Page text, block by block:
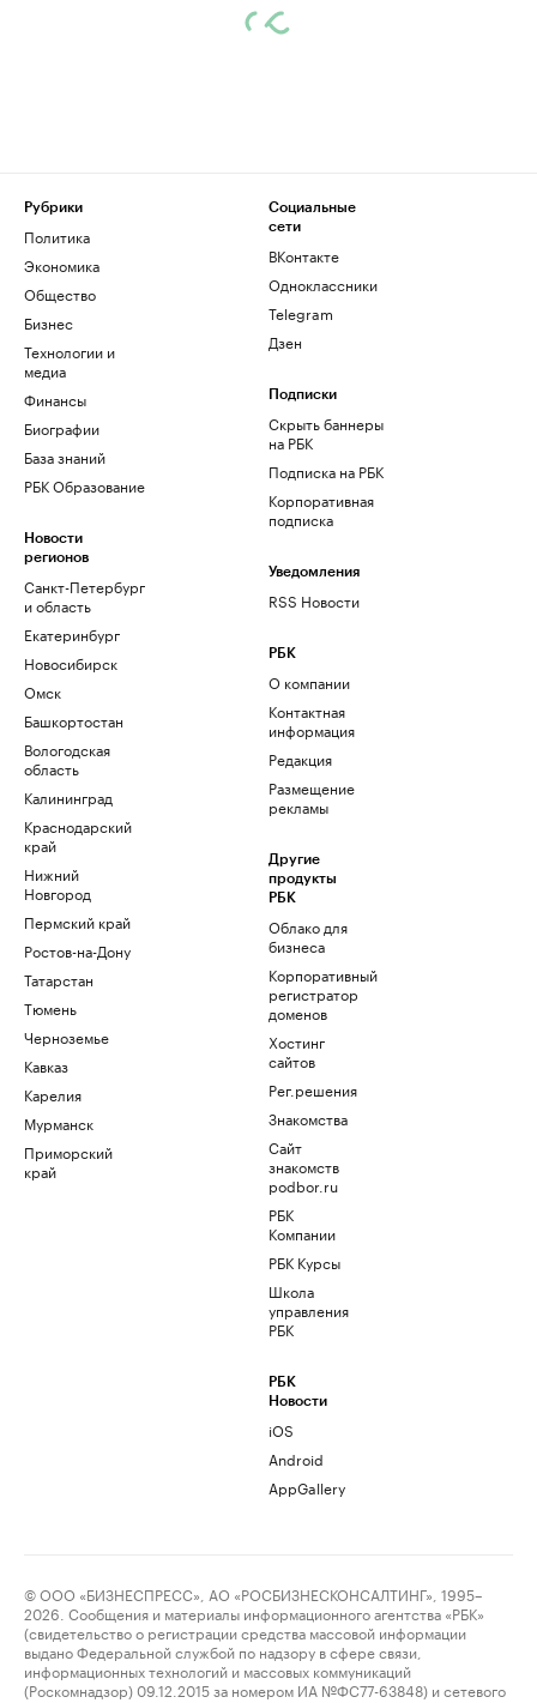
Рубрики
Политика
Экономика
Общество
Бизнес
Технологии и
медиа
Финансы
Биографии
База знаний
РБК Образование
Новости
регионов
Санкт-Петербург
и область
Екатеринбург
Новосибирск
Омск
Башкортостан
Вологодская
область
Калининград
Краснодарский
край
Нижний
Новгород
Пермский край
Ростов-на-Дону
Татарстан
Тюмень
Черноземье
Кавказ
Карелия
Мурманск
Приморский
край
Социальные
сети
ВКонтакте
Одноклассники
Telegram
Дзен
Подписки
Скрыть баннеры
на РБК
Подписка на РБК
Корпоративная
подписка
Уведомления
RSS Новости
РБК
О компании
Контактная
информация
Редакция
Размещение
рекламы
Другие
продукты
РБК
Облако для
бизнеса
Корпоративный
регистратор
доменов
Хостинг
сайтов
Рег.решения
Знакомства
Сайт
знакомств
podbor.ru
РБК
Компании
РБК Курсы
Школа
управления
РБК
РБК
Новости
iOS
Android
AppGallery
© ООО «БИЗНЕСПРЕСС», АО «РОСБИЗНЕСКОНСАЛТИНГ», 1995–
2026. Сообщения и материалы информационного агентства «РБК»
(свидетельство о регистрации средства массовой информации
выдано Федеральной службой по надзору в сфере связи,
информационных технологий и массовых коммуникаций
(Роскомнадзор) 09.12.2015 за номером ИА №ФС77-63848) и сетевого